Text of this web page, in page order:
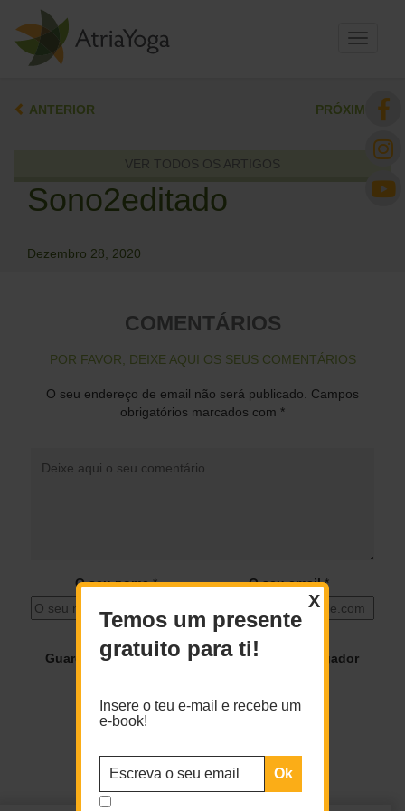
Toggle
ANTERIOR PRÓXIMO
VER TODOS OS ARTIGOS
Sono2editado
Dezembro 28, 2020
COMENTÁRIOS
POR FAVOR, DEIXE AQUI OS SEUS COMENTÁRIOS
O seu endereço de email não será publicado.
Campos
obrigatórios marcados com *
O seu nome * O seu email *
Guardar o meu nome, email e site neste navegador
Temos um presente
gratuito para ti!
Insere o teu e-mail e recebe um
e-book!
X